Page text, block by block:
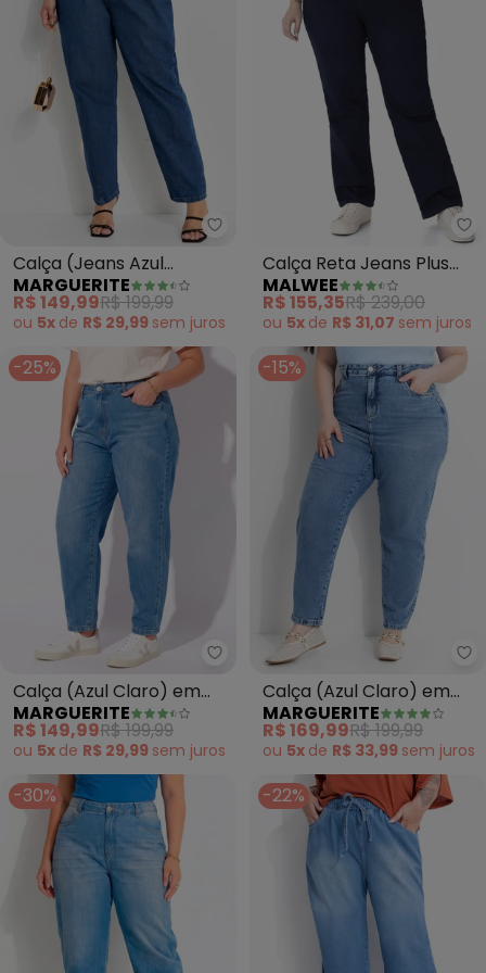
Marguerite - Calça (Jeans Azul
Calça (Jeans Azul
Escuro) em Jeans
MARGUERITE
R$ 149,99R$ 199,99
ou 5x de R$ 29,99 sem juros
Calça Reta Jeans Plus
(Azul Escuro)
MALWEE
R$ 155,35R$ 239,00
ou 5x de R$ 31,07 sem juros
-25%
Marguerite - Calça (Azul Claro)
Calça (Azul Claro) em
Jeans
MARGUERITE
R$ 149,99R$ 199,99
ou 5x de R$ 29,99 sem juros
-15%
Calça (Azul Claro) em
Jeans
MARGUERITE
R$ 169,99R$ 199,99
ou 5x de R$ 33,99 sem juros
-30% -22%